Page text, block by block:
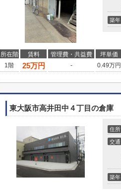
築年
所在階 賃料 管理費・共益費 坪単価
1階
25万円 - 0.49万円
東大阪市高井田中４丁目の倉庫
住所
交通
築年